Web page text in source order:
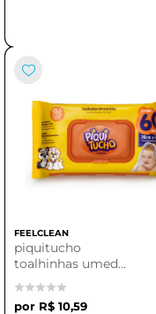
FEELCLEAN
piquitucho
toalhinhas umed
premium | 60
unidades
R$ 10,59